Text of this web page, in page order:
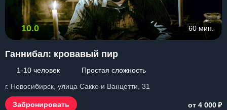
10.0 60 мин.
Ганнибал: кровавый пир
1-10 человек
Простая сложность
г. Новосибирск, улица Сакко и Ванцетти, 31
Забронировать от 4 000₽